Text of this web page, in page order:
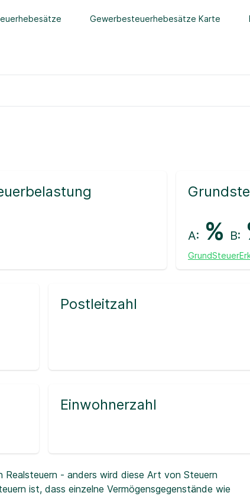
Gewerbesteuerhebesätze Karte
A: % B:
Postleitzahl
Einwohnerzahl
Realsteuern - anders wird diese Art von Steuern
ist, dass einzelne Vermögensgegenstände wie